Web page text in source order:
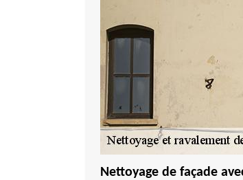
Nettoyage de façade